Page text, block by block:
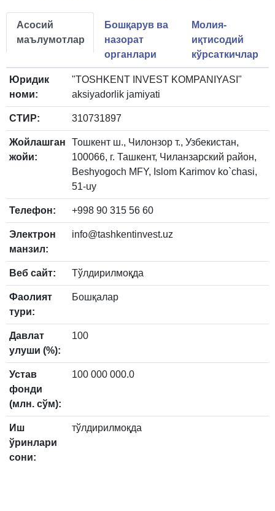
Асосий
маълумотлар
Бошқарув ва
назорат
органлари
Молия-
иқтисодий
кўрсаткичлар
Юридик
номи:
"TOSHKENT INVEST KOMPANIYASI"
aksiyadorlik jamiyati
СТИР: 310731897
Жойлашган
жойи:
Тошкент ш., Чилонзор т., Узбекистан,
100066, г. Ташкент, Чиланзарский район,
Beshyogoch MFY, Islom Karimov ko`chasi,
51-uy
Телефон: +998 90 315 56 60
Электрон
манзил:
info@tashkentinvest.uz
Веб сайт: Тўлдирилмоқда
Фаолият
тури:
Бошқалар
Давлат
улуши (%):
100
Устав
фонди
(млн. сўм):
100 000 000.0
Иш
ўринлари
сони:
тўлдирилмоқда